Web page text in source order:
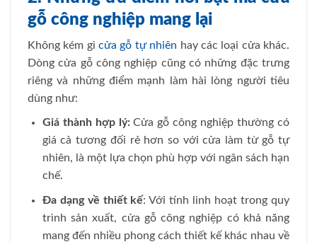
gỗ công nghiệp mang lại
Không kém gìcửa gỗ tự nhiên hay các loại cửa khác.
Dòng cửa gỗ công nghiệp cũng có những đặc trưng
riêng và những điểm mạnh làm hài lòng người tiêu
dùng như:
Giá thành hợp lý:Cửa gỗ công nghiệp thường có
giá cả tương đối rẻ hơn so với cửa làm từ gỗ tự
nhiên, là một lựa chọn phù hợp với ngân sách hạn
chế.
Đa dạng về thiết kế: Với tính linh hoạt trong quy
trình sản xuất, cửa gỗ công nghiệp có khả năng
mang đến nhiều phong cách thiết kế khác nhau về